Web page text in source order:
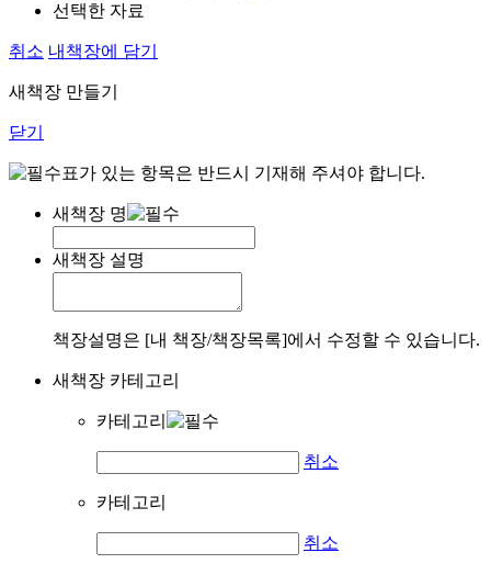
선택한 자료
취소 내책장에 담기
새책장 만들기
닫기
표가 있는 항목은 반드시 기재해 주셔야 합니다.
새책장 명
새책장 설명
책장설명은 [내 책장/책장목록]에서 수정할 수 있습니다.
새책장 카테고리
카테고리
취소
카테고리
취소